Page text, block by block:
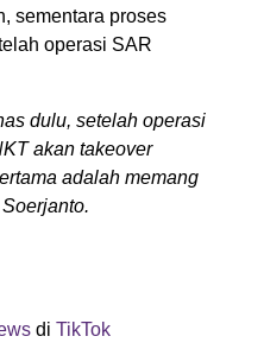
sementara proses
operasi SAR
dulu, setelah operasi
akan takeover
adalah memang
di TikTok